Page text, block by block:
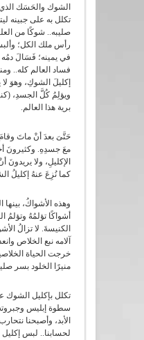
الشوك والحَسَك
تكلل به على جبينه
صليبه.. شوكًا من
رأس ملك الكل؛
في يمينه؛ فَسَالَ
فساد العالم كله..
إكليلَ الشوكِ، وهوَ
ويؤلِمُ كُلَّ الجسدِ،
برية هذا العالم.
حَتَّىَ بعدَ أنْ ماتَ
معَ جسدِهِ. وكثيرونَ
الإكليلِ، ولا
كما نُزِعَ عنهُ إكليلُ
وهذه الأشواكُ، بينها
أشواكًا تؤلمُهُ وتؤلمُ
الكنيسةَ. لا تزالُ
آلامه نبع الخلاص
خرجت الحياة
منيرًا الخلود بسر
تكلل بإكليل
سطوة إبليس
الأبد، وأصبحنا
لحسابنا.. لبس